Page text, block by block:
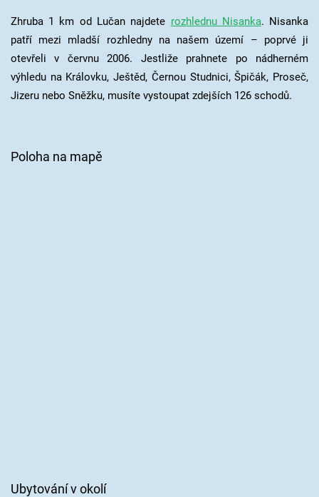
Zhruba 1 km od Lučan najdete rozhlednu Nisanka. Nisanka
patří mezi mladší rozhledny na našem území – poprvé ji
otevřeli v červnu 2006. Jestliže prahnete po nádherném
výhledu na Královku, Ještěd, Černou Studnici, Špičák, Proseč,
Jizeru nebo Sněžku, musíte vystoupat zdejších 126 schodů.
Poloha na mapě
Ubytování v okolí